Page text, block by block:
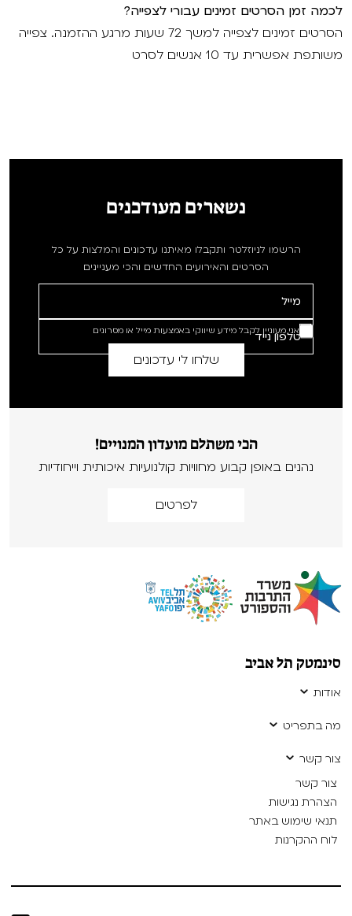
לכמה זמן הסרטים זמינים עבורי לצפייה?
הסרטים זמינים לצפייה למשך 72 שעות מרגע ההזמנה. צפייה
משותפת אפשרית עד 10 אנשים לסרט
נשארים מעודכנים
הרשמו לניוזלטר ותקבלו מאיתנו עדכונים והמלצות על כל
הסרטים והאירועים החדשים והכי מעניינים
אני מעוניין לקבל מידע שיווקי באמצעות מייל או מסרונים
הכי משתלם מועדון המנויים!
נהנים באופן קבוע מחוויות קולנועיות איכותית וייחודיות
לפרטים
סינמטק תל אביב
אודות
מה בתפריט
צור קשר
צור קשר
הצהרת נגישות
תנאי שימוש באתר
לוח ההקרנות